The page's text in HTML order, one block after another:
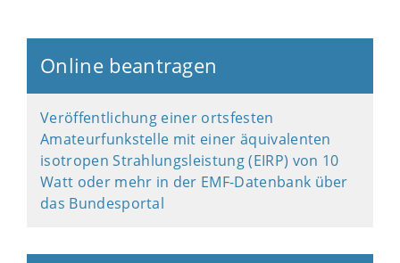
Online beantragen
Veröffentlichung einer ortsfesten
Amateurfunkstelle mit einer äquivalenten
isotropen Strahlungsleistung (EIRP) von 10
Watt oder mehr in der EMF-Datenbank über
das Bundesportal